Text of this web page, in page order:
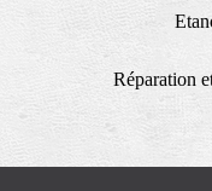
Réparation